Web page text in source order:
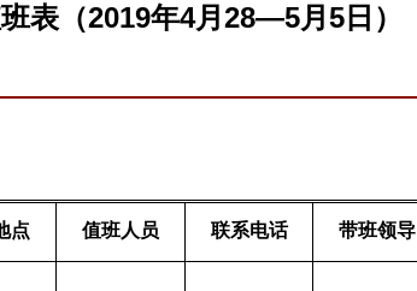
表（2019年4月28—5月5日）
点 值班人员 联系电话 带班领导